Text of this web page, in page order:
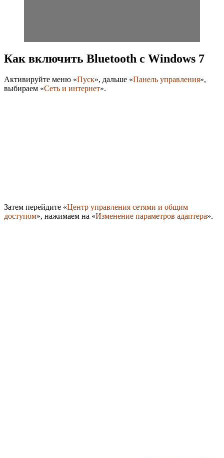
Как включить Bluetooth с Windows 7
Активируйте меню «Пуск», дальше «Панель управления»,
выбираем «Сеть и интернет».
Затем перейдите «Центр управления сетями и общим
доступом», нажимаем на «Изменение параметров адаптера».